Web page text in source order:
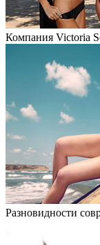
Компания Victoria
Разновидности